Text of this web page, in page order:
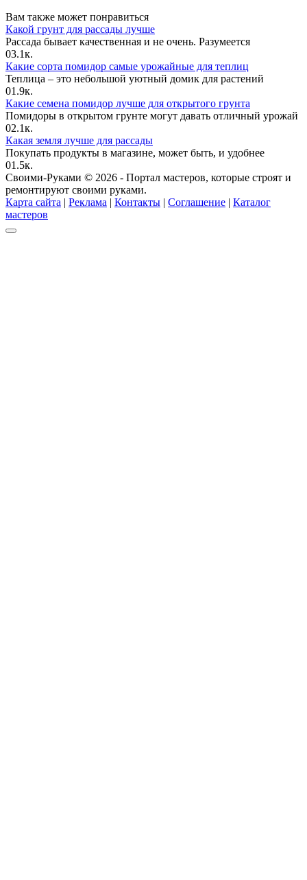
Вам также может понравиться
Какой грунт для рассады лучше
Рассада бывает качественная и не очень. Разумеется
03.1к.
Какие сорта помидор самые урожайные для теплиц
Теплица – это небольшой уютный домик для растений
01.9к.
Какие семена помидор лучше для открытого грунта
Помидоры в открытом грунте могут давать отличный урожай
02.1к.
Какая земля лучше для рассады
Покупать продукты в магазине, может быть, и удобнее
01.5к.
Своими-Руками © 2026 - Портал мастеров, которые строят и
ремонтируют своими руками.
Карта сайта | Реклама | Контакты | Соглашение | Каталог
мастеров